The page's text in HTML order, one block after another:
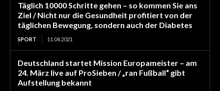
Täglich 10000 Schritte gehen – so kommen Sie ans
Ziel / Nicht nur die Gesundheit profitiert von der
täglichen Bewegung, sondern auch der Diabetes
SPORT 11.04.2021
Deutschland startet Mission Europameister – am
24. März live auf ProSieben / „ran Fußball“ gibt
Aufstellung bekannt